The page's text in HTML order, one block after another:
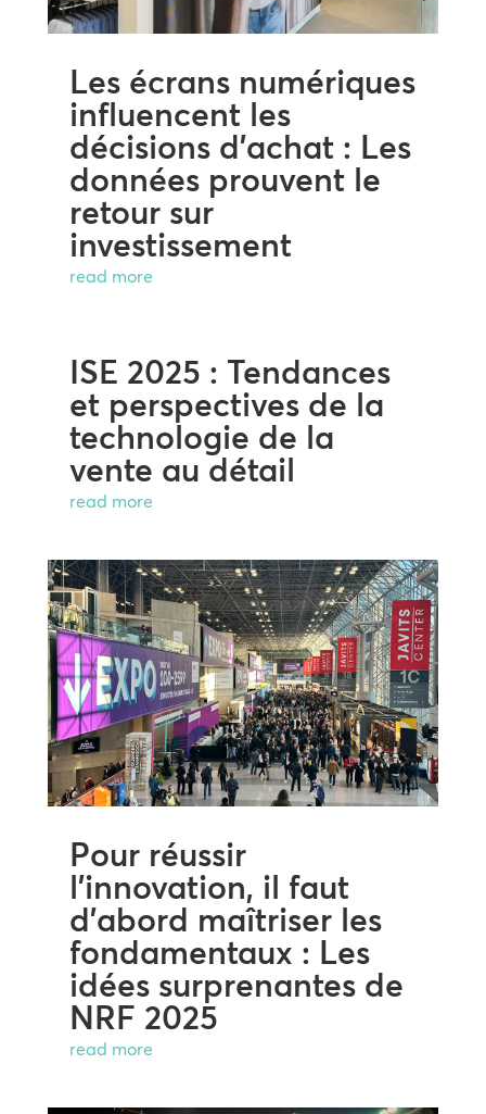
Les écrans numériques
influencent les
décisions d’achat : Les
données prouvent le
retour sur
investissement
read more
ISE 2025 : Tendances
et perspectives de la
technologie de la
vente au détail
read more
Pour réussir
l’innovation, il faut
d’abord maîtriser les
fondamentaux : Les
idées surprenantes de
NRF 2025
read more